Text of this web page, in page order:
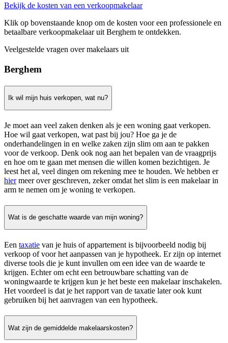
Bekijk de kosten van een verkoopmakelaar
Klik op bovenstaande knop om de kosten voor een professionele en
betaalbare verkoopmakelaar uit Berghem te ontdekken.
Veelgestelde vragen over makelaars uit
Berghem
Ik wil mijn huis verkopen, wat nu?
Je moet aan veel zaken denken als je een woning gaat verkopen.
Hoe wil gaat verkopen, wat past bij jou? Hoe ga je de
onderhandelingen in en welke zaken zijn slim om aan te pakken
voor de verkoop. Denk ook nog aan het bepalen van de vraagprijs
en hoe om te gaan met mensen die willen komen bezichtigen. Je
leest het al, veel dingen om rekening mee te houden. We hebben er
hiermeer over geschreven, zeker omdat het slim is een makelaar in
arm te nemen om je woning te verkopen.
Wat is de geschatte waarde van mijn woning?
Een taxatie van je huis of appartement is bijvoorbeeld nodig bij
verkoop of voor het aanpassen van je hypotheek. Er zijn op internet
diverse tools die je kunt invullen om een idee van de waarde te
krijgen. Echter om echt een betrouwbare schatting van de
woningwaarde te krijgen kun je het beste een makelaar inschakelen.
Het voordeel is dat je het rapport van de taxatie later ook kunt
gebruiken bij het aanvragen van een hypotheek.
Wat zijn de gemiddelde makelaarskosten?